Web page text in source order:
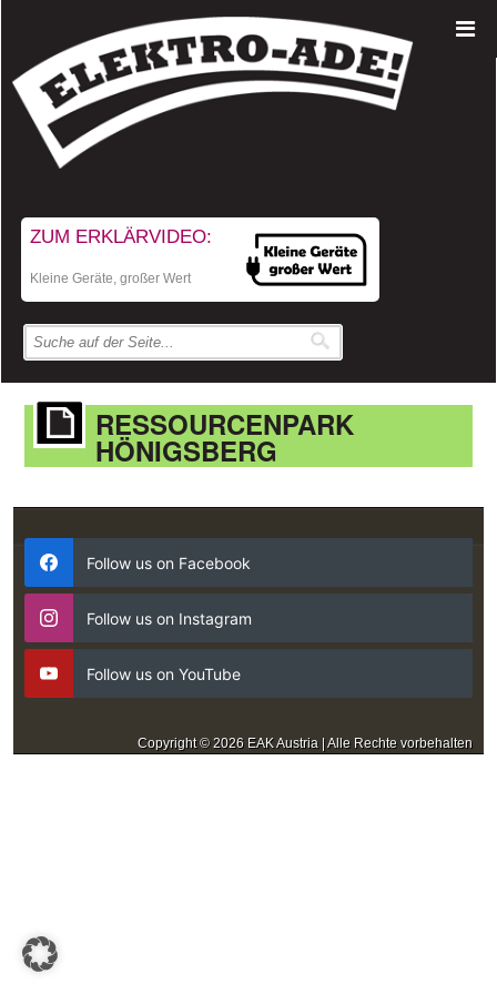
ZUM ERKLÄRVIDEO:
Kleine Geräte, großer Wert
RESSOURCENPARK
HÖNIGSBERG
Follow us on Facebook
Follow us on Instagram
Follow us on YouTube
Copyright © 2026 EAK Austria | Alle Rechte vorbehalten